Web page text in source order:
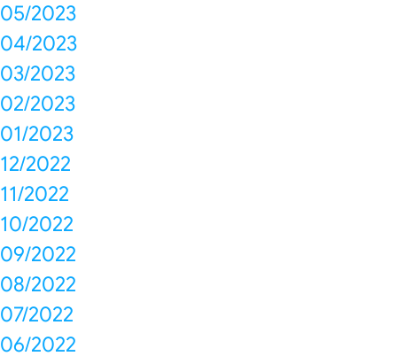
05/2023
04/2023
03/2023
02/2023
01/2023
12/2022
11/2022
10/2022
09/2022
08/2022
07/2022
06/2022